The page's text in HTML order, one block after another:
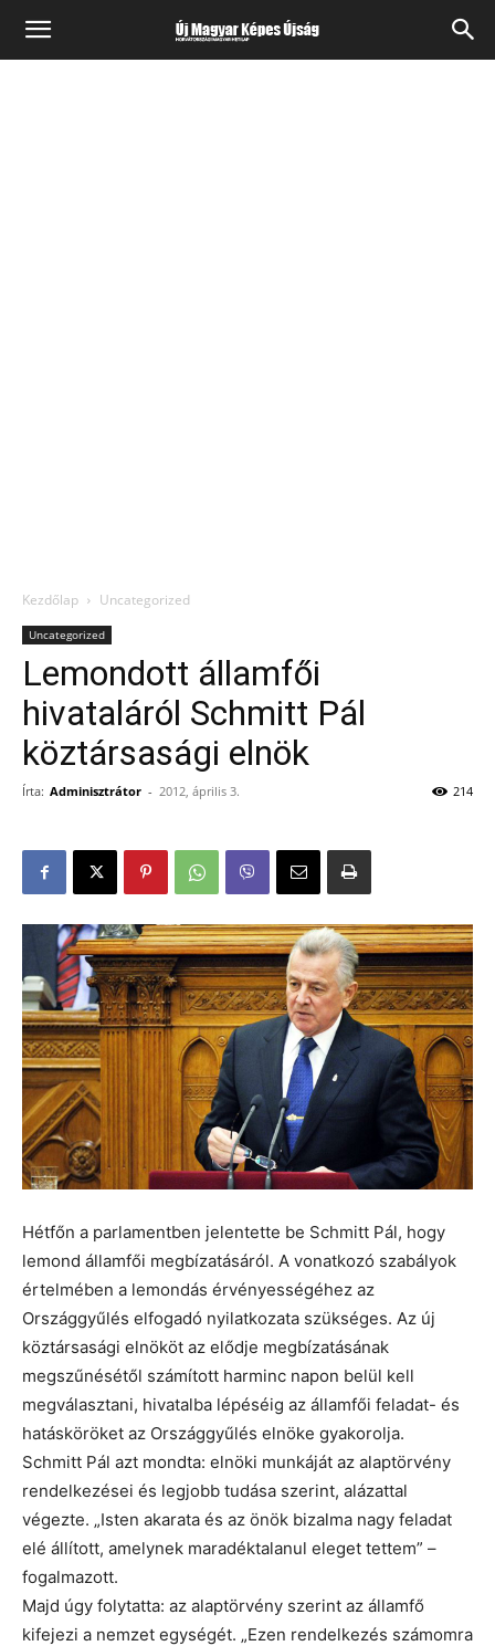
Kezdőlap Uncategorized
Uncategorized
Lemondott államfői
hivataláról Schmitt Pál
köztársasági elnök
Írta: Adminisztrátor - 2012, április 3. 214
Hétfőn a parlamentben jelentette be Schmitt Pál, hogy
lemond államfői megbízatásáról. A vonatkozó szabályok
értelmében a lemondás érvényességéhez az
Országgyűlés elfogadó nyilatkozata szükséges. Az új
köztársasági elnököt az elődje megbízatásának
megszűnésétől számított harminc napon belül kell
megválasztani, hivatalba lépéséig az államfői feladat- és
hatásköröket az Országgyűlés elnöke gyakorolja.
Schmitt Pál azt mondta: elnöki munkáját az alaptörvény
rendelkezései és legjobb tudása szerint, alázattal
végezte. „Isten akarata és az önök bizalma nagy feladat
elé állított, amelynek maradéktalanul eleget tettem” –
fogalmazott.
Majd úgy folytatta: az alaptörvény szerint az államfő
kifejezi a nemzet egységét. „Ezen rendelkezés számomra